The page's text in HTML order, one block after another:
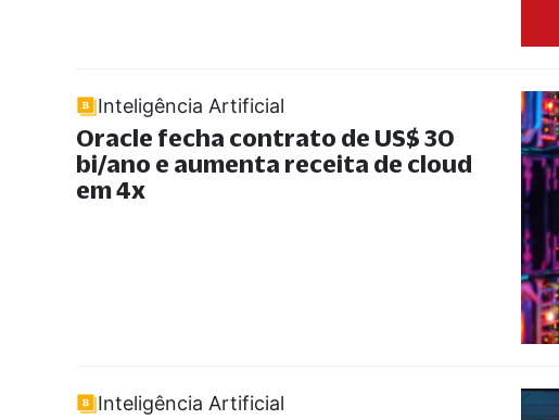
Inteligência Artificial
Oracle fecha contrato de US$ 30
bi/ano e aumenta receita de cloud
em 4x
Inteligência Artificial